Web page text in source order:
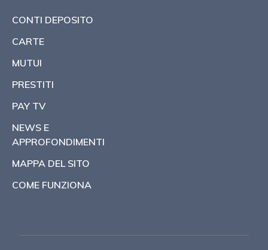
CONTI DEPOSITO
CARTE
MUTUI
PRESTITI
PAY TV
NEWS E
APPROFONDIMENTI
MAPPA DEL SITO
COME FUNZIONA